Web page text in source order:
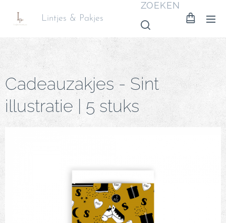
Lintjes & Pakjes
ZOEKEN
Cadeauzakjes - Sint
illustratie | 5 stuks